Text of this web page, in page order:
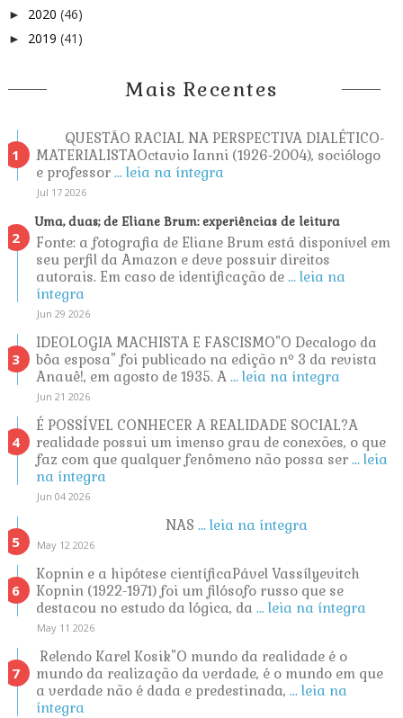
► 2020 (46)
► 2019 (41)
Mais Recentes
QUESTÃO RACIAL NA PERSPECTIVA DIALÉTICO-
MATERIALISTAOctavio Ianni (1926-2004), sociólogo
e professor ... leia na íntegra
Jul 17 2026
Uma, duas; de Eliane Brum: experiências de leitura
Fonte: a fotografia de Eliane Brum está disponível em
seu perfil da Amazon e deve possuir direitos
autorais. Em caso de identificação de ... leia na
íntegra
Jun 29 2026
IDEOLOGIA MACHISTA E FASCISMO"O Decalogo da
bôa esposa" foi publicado na edição nº 3 da revista
Anauê!, em agosto de 1935. A ... leia na íntegra
Jun 21 2026
É POSSÍVEL CONHECER A REALIDADE SOCIAL?A
realidade possui um imenso grau de conexões, o que
faz com que qualquer fenômeno não possa ser ... leia
na íntegra
Jun 04 2026
NAS ... leia na íntegra
May 12 2026
Kopnin e a hipótese científicaPável Vassílyevitch
Kopnin (1922-1971) foi um filósofo russo que se
destacou no estudo da lógica, da ... leia na íntegra
May 11 2026
Relendo Karel Kosik"O mundo da realidade é o
mundo da realização da verdade, é o mundo em que
a verdade não é dada e predestinada, ... leia na
íntegra